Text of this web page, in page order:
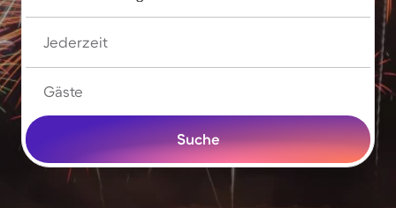
Jederzeit
Gäste
Suche